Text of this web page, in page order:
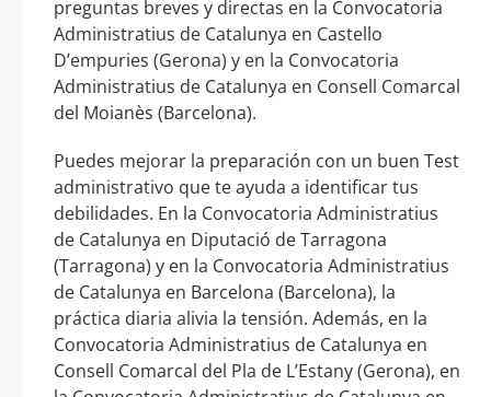
preguntas breves y directas en la Convocatoria
Administratius de Catalunya en Castello
D’empuries (Gerona) y en la Convocatoria
Administratius de Catalunya en Consell Comarcal
del Moianès (Barcelona).
Puedes mejorar la preparación con un buen Test
administrativo que te ayuda a identificar tus
debilidades. En la Convocatoria Administratius
de Catalunya en Diputació de Tarragona
(Tarragona) y en la Convocatoria Administratius
de Catalunya en Barcelona (Barcelona), la
práctica diaria alivia la tensión. Además, en la
Convocatoria Administratius de Catalunya en
Consell Comarcal del Pla de L’Estany (Gerona), en